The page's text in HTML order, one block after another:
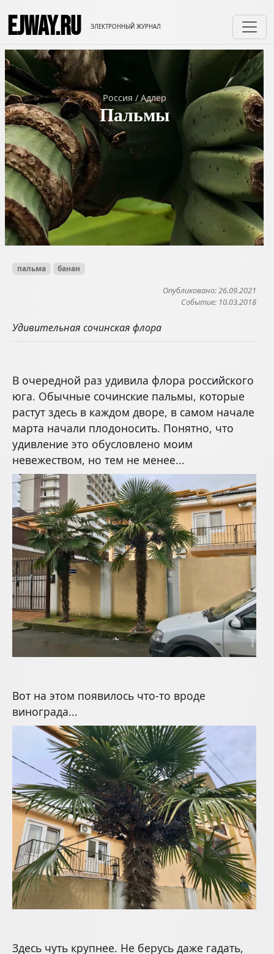
EJWAY.RU ЭЛЕКТРОННЫЙ ЖУРНАЛ
Россия / Адлер
Пальмы
пальма банан
Опубликовано: 26.09.2021
Событие: 10.03.2018
Удивительная сочинская флора
В очередной раз удивила флора российского
юга. Обычные сочинские пальмы, которые
растут здесь в каждом дворе, в самом начале
марта начали плодоносить. Понятно, что
удивление это обусловлено моим
невежеством, но тем не менее...
Вот на этом появилось что-то вроде
винограда...
Здесь чуть крупнее. Не берусь даже гадать,